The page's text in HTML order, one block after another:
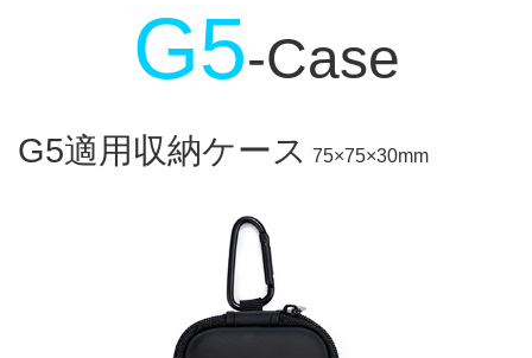
G5-Case
G5適用収納ケース 75×75×30mm